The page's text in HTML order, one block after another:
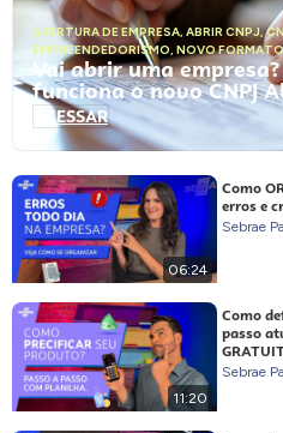
ABERTURA DE EMPRESA, ABRIR CNPJ,
EMPREENDEDORISMO, NOVO
Vai abrir uma
funciona o novo CNPJ
ACESSAR
06:24
Como
erros e
Sebrae
11:20
Como
passo
Sebrae